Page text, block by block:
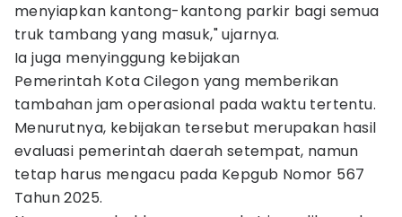
menyiapkan kantong-kantong parkir bagi semua
truk tambang yang masuk," ujarnya.
Ia juga menyinggung kebijakan
Pemerintah Kota Cilegon yang memberikan
tambahan jam operasional pada waktu tertentu.
Menurutnya, kebijakan tersebut merupakan hasil
evaluasi pemerintah daerah setempat, namun
tetap harus mengacu pada Kepgub Nomor 567
Tahun 2025.